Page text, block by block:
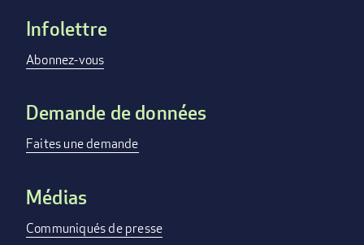
Footer
menu
Infolettre
Abonnez-vous
Demande de données
Faites une demande
Médias
Communiqués de presse